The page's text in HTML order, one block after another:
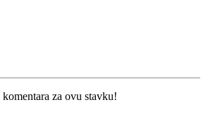
za ovu stavku!